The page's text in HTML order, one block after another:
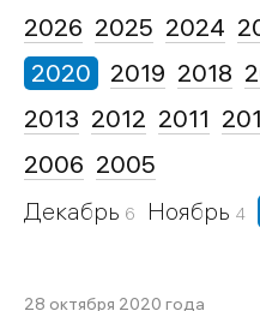
2026 2025 2024
2020
Декабрь 6 Ноябрь 4
2019 2018
2013 2012 2011
2006 2005
28 октября 2020 года